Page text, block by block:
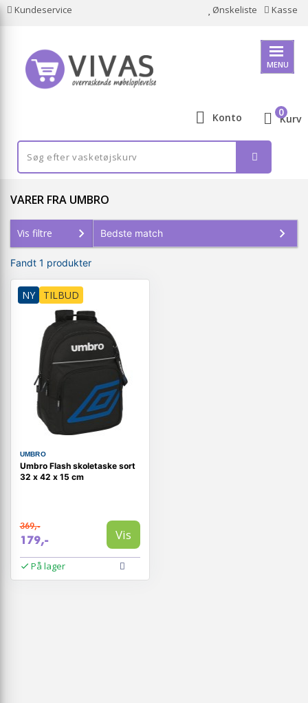
Kundeservice Ønskeliste Kasse
MENU
Konto Kurv
0
VARER FRA UMBRO
Vis filtre
Fandt 1 produkter
NY TILBUD
UMBRO
Umbro Flash skoletaske sort
32 x 42 x 15 cm
369,-
179,- Vis
På lager